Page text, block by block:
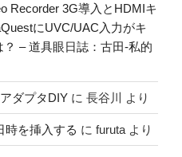
Recorder 3G導入とHDMIキ
にUVC/UAC入力がキ
– 道具眼日誌：古田-私的
ダプタDIY に 長谷川 より
時を挿入する に furuta より